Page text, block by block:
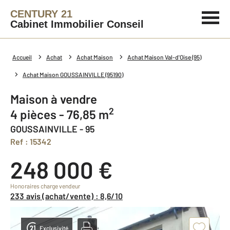
CENTURY 21
Cabinet Immobilier Conseil
Accueil Achat Achat Maison Achat Maison Val-d'Oise (95)
Achat Maison GOUSSAINVILLE (95190)
Maison à vendre
4 pièces - 76,85 m2
GOUSSAINVILLE - 95
Ref : 15342
248 000 €
Honoraires charge vendeur
233 avis (achat/vente) : 8,6/10
Exclusivité